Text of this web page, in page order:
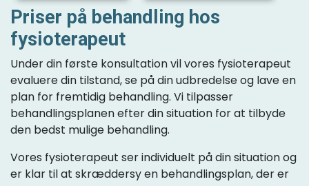
Priser på behandling hos
fysioterapeut
Under din første konsultation vil vores fysioterapeut
evaluere din tilstand, se på din udbredelse og lave en
plan for fremtidig behandling. Vi tilpasser
behandlingsplanen efter din situation for at tilbyde
den bedst mulige behandling.
Vores fysioterapeut ser individuelt på din situation og
er klar til at skræddersy en behandlingsplan, der er